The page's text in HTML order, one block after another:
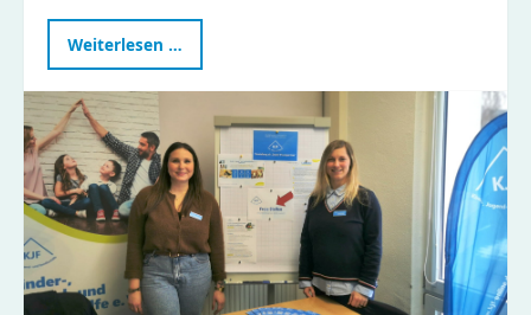
Weiterlesen …
zur
Naturkinderhaus
Esche